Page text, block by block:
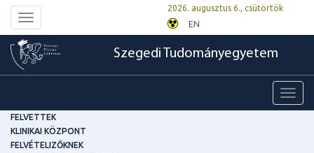
Toggle
navigation
2026. augusztus 6., csütörtök
EN
Szegedi Tudományegyetem
FELVETTEK
KLINIKAI KÖZPONT
FELVÉTELIZŐKNEK